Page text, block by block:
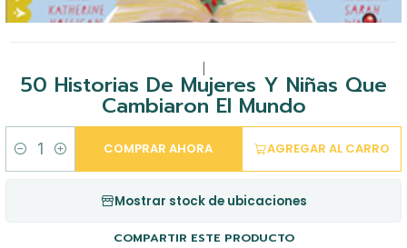
50 Historias De Mujeres Y Niñas Que
Cambiaron El Mundo
Cantidad
AGREGAR AL CARRO
COMPRAR AHORA
Mostrar stock de ubicaciones
COMPARTIR ESTE PRODUCTO